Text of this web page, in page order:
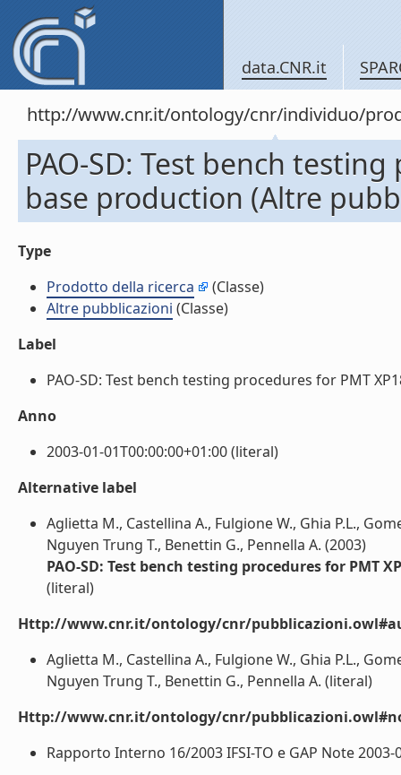
data.CNR.it
http://www.cnr.it/ontology/cnr/individuo/
PAO-SD: Test bench
base production (Altre
Type
Prodotto della ricerca
(Classe)
Altre pubblicazioni (Classe)
Label
PAO-SD: Test bench testing procedures for PMT
Anno
2003-01-01T00:00:00+01:00 (literal)
Alternative label
Aglietta M., Castellina A., Fulgione W., Ghia P.L.,
Nguyen Trung T., Benettin G., Pennella A. (2003)
PAO-SD: Test bench testing procedures for PMT
(literal)
Http://www.cnr.it/ontology/cnr/
Aglietta M., Castellina A., Fulgione W., Ghia P.L.,
Nguyen Trung T., Benettin G., Pennella A. (literal)
Http://www.cnr.it/ontology/cnr/
Rapporto Interno 16/2003 IFSI-TO e GAP Note